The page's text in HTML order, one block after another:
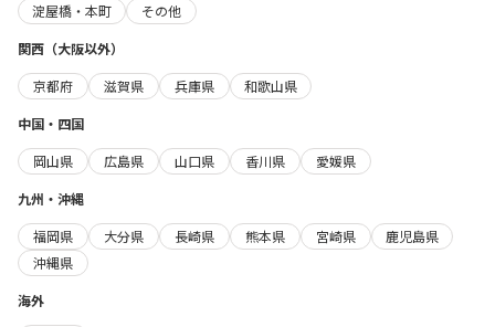
淀屋橋・本町
その他
関西（大阪以外）
京都府
滋賀県 兵庫県
和歌山県
中国・四国
岡山県
広島県 山口県 香川県
愛媛県
九州・沖縄
福岡県
大分県 長崎県 熊本県 宮崎県
鹿児島県
沖縄県
海外